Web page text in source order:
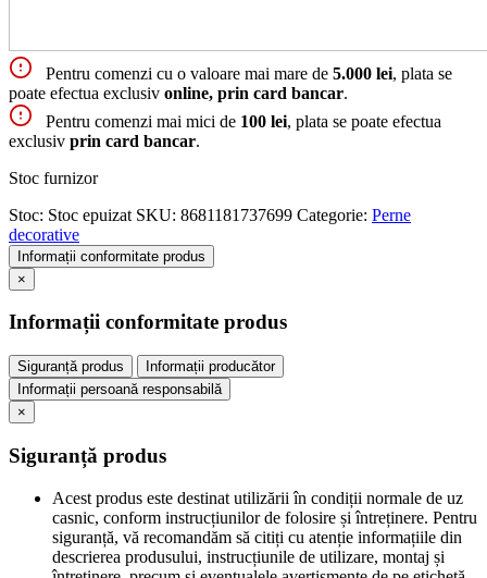
Pentru comenzi cu o valoare mai mare de 5.000 lei, plata se
poate efectua exclusiv online, prin card bancar.
Pentru comenzi mai mici de 100 lei, plata se poate efectua
exclusiv prin card bancar.
Stoc furnizor
Stoc: Stoc epuizat SKU: 8681181737699 Categorie: Perne
decorative
Informații conformitate produs
×
Informații conformitate produs
Siguranță produs
Informații producător
Informații persoană responsabilă
×
Siguranță produs
Acest produs este destinat utilizării în condiții normale de uz
casnic, conform instrucțiunilor de folosire și întreținere. Pentru
siguranță, vă recomandăm să citiți cu atenție informațiile din
descrierea produsului, instrucțiunile de utilizare, montaj și